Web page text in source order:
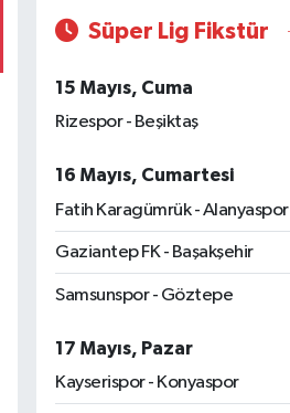
Süper Lig Fikstür
15 Mayıs, Cuma
Rizespor - Beşiktaş
16 Mayıs, Cumartesi
Fatih Karagümrük - Alanyaspor
Gaziantep FK - Başakşehir
Samsunspor - Göztepe
17 Mayıs, Pazar
Kayserispor - Konyaspor